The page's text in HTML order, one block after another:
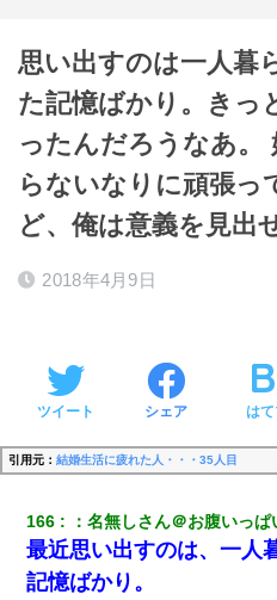
思い出すのは一人暮
た記憶ばかり。きっ
ったんだろうなあ。
らないなりに頑張っ
ど、俺は意義を見出
2018年4月9日
ツイート シェア は
引用元： 結婚生活に疲れた人・・・35人目
166 ：名無しさん＠お腹いっぱ
最近思い出すのは、一人
記憶ばかり。